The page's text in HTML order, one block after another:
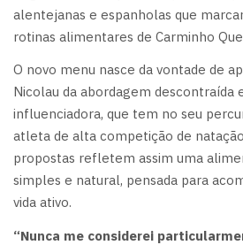
alentejanas e espanholas que
rotinas alimentares de Carminho
O novo menu nasce da vontade de
Nicolau da abordagem descontraída
influenciadora, que tem no seu
atleta de alta competição de
propostas refletem assim uma
simples e natural, pensada para
vida ativo.
“Nunca me considerei